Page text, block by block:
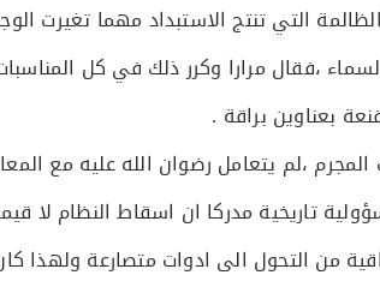
التي تنتج الاستبداد مهما تغيرت
،فقال مرارا وكرر ذلك في كل
بعناوين براقة .
،لم يتعامل رضوان الله عليه مع
تاريخية مدركا ان اسقاط النظام لا
من التحول الى ادوات متصارعة ولهذا